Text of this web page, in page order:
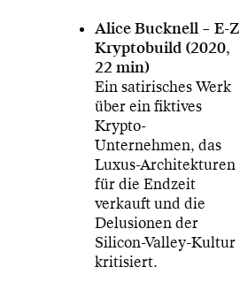
Alice Bucknell – E-Z
Kryptobuild (2020,
22 min)
Ein satirisches Werk
über ein fiktives
Krypto-
Unternehmen, das
Luxus-Architekturen
für die Endzeit
verkauft und die
Delusionen der
Silicon-Valley-Kultur
kritisiert.